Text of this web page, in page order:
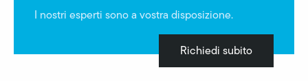
I nostri esperti sono a vostra disposizione.
Richiedi subito